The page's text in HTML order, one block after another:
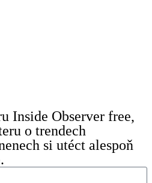
Inside Observer free,
o trendech
si utéct alespoň